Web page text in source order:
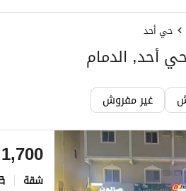
حي أحد
أحد, الدمام
غير مفروش
1,700
شقة